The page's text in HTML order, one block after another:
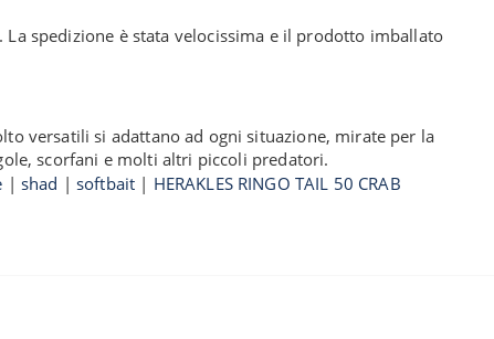
spedizione è stata velocissima e il prodotto imballato
versatili si adattano ad ogni situazione, mirate per la
scorfani e molti altri piccoli predatori.
| shad |softbait | HERAKLES RINGO TAIL 50 CRAB